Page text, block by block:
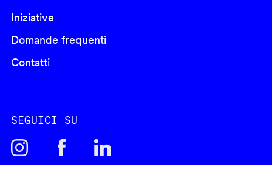
Iniziative
Domande frequenti
Contatti
SEGUICI SU